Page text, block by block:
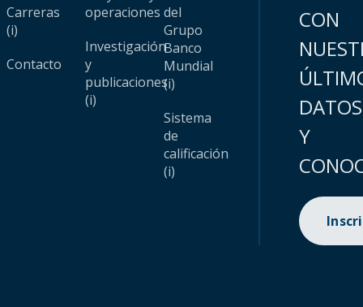
Carreras
(i)
Contacto
operaciones
Investigación
y
publicaciones
(i)
del
Grupo
Banco
Mundial
(i)
Sistema
de
calificación
(i)
CON
DATOS
Y